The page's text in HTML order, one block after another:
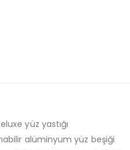
yüz yastığı
alüminyum yüz beşiği